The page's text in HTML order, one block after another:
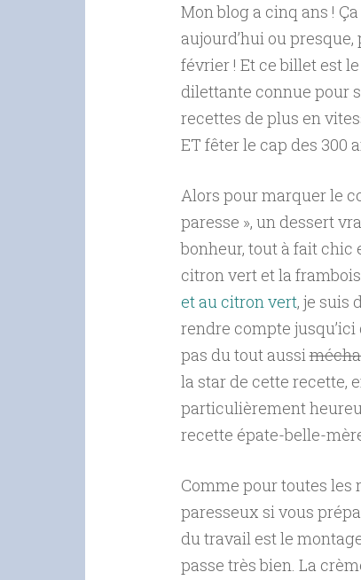
Mon blog a cinq ans !
aujourd’hui ou
février ! Et ce billet est
dilettante connue pour
recettes de plus en
ET fêter le cap des 300
Alors pour marquer le
paresse », un dessert
bonheur, tout à fait chic
citron vert et la
et au citron vert, je suis
rendre compte
pas du tout aussi
la star de cette recette,
particulièrement
recette épate-belle-
Comme pour toutes
paresseux si vous
du travail est le
passe très bien. La